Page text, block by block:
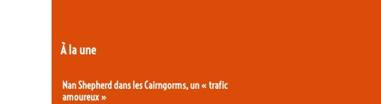
À la une
Nan Shepherd dans les Cairngorms, un « trafic
amoureux »